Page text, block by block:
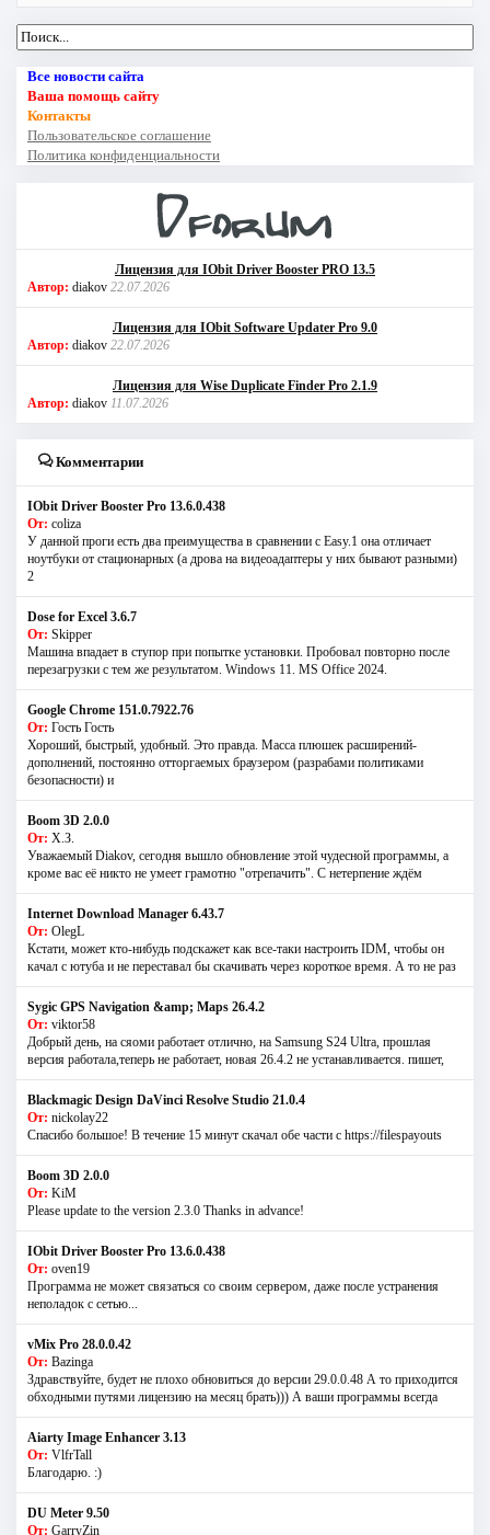
Все новости сайта
Ваша помощь сайту
Контакты
Пользовательское соглашение
Политика конфиденциальности
Лицензия для IObit Driver Booster PRO 13.5
Автор: diakov 22.07.2026
Лицензия для IObit Software Updater Pro 9.0
Автор: diakov 22.07.2026
Лицензия для Wise Duplicate Finder Pro 2.1.9
Автор: diakov 11.07.2026
Комментарии
IObit Driver Booster Pro 13.6.0.438
От: coliza
У данной проги есть два преимущества в сравнении с Easy.1 она отличает
ноутбуки от стационарных (а дрова на видеоадаптеры у них бывают разными)
2
Dose for Excel 3.6.7
От: Skipper
Машина впадает в ступор при попытке установки. Пробовал повторно после
перезагрузки с тем же результатом. Windows 11. MS Offiсe 2024.
Google Chrome 151.0.7922.76
От: Гость Гость
Хороший, быстрый, удобный. Это правда. Масса плюшек расширений-
дополнений, постоянно отторгаемых браузером (разрабами политиками
безопасности) и
Boom 3D 2.0.0
От: Х.З.
Уважаемый Diakov, сегодня вышло обновление этой чудесной программы, а
кроме вас её никто не умеет грамотно "отрепачить". С нетерпение ждём
Internet Download Manager 6.43.7
От: OlegL
Кстати, может кто-нибудь подскажет как все-таки настроить IDM, чтобы он
качал с ютуба и не переставал бы скачивать через короткое время. А то не раз
Sygic GPS Navigation &amp; Maps 26.4.2
От: viktor58
Добрый день, на сяоми работает отлично, на Samsung S24 Ultra, прошлая
версия работала,теперь не работает, новая 26.4.2 не устанавливается. пишет,
Blackmagic Design DaVinci Resolve Studio 21.0.4
От: nickolay22
Спасибо большое! В течение 15 минут скачал обе части с https://filespayouts
Boom 3D 2.0.0
От: KiM
Please update to the version 2.3.0 Thanks in advance!
IObit Driver Booster Pro 13.6.0.438
От: oven19
Программа не может связаться со своим сервером, даже после устранения
неполадок с сетью...
vMix Pro 28.0.0.42
От: Bazinga
Здравствуйте, будет не плохо обновиться до версии 29.0.0.48 А то приходится
обходными путями лицензию на месяц брать))) А ваши программы всегда
Aiarty Image Enhancer 3.13
От: VlfrTall
Благодарю. :)
DU Meter 9.50
От: GarryZin